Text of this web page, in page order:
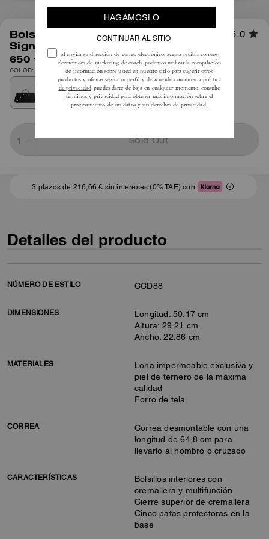
Bolso Compass 50 en Lona
Signature
5.0
650 €
COLOR: Negro de firma
Sold Out
3 plazos de 216,66 € sin intereses (0% TAE) con
Detalles del producto
NÚMERO DE ESTILO CCD88
DIMENSIONES
Longitud: 50.17 cm
Altura: 29.21 cm
Ancho: 22.86 cm
MATERIALES
Lona impermeable exclusiva y
piel de ternero de la máxima
calidad
Forro de tela
CORREA
Correa desmontable con una
longitud de 64,8 cm para
llevarlo al hombro o cruzado
CARACTERÍSTICAS
Bolsillos interiores con
cremallera y multifunción
Cierre superior de cremallera
Cinco patas protectoras en la
base